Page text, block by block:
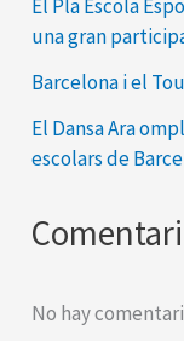
El Pla Escola
una gran
Barcelona i el
El Dansa Ara
escolars de
No hay